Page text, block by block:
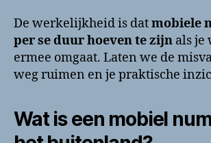
De werkelijkheid is datmobiele
per se duur hoeven te zijn als je
ermee omgaat. Laten we de
weg ruimen en je praktische
Wat is een mobiel